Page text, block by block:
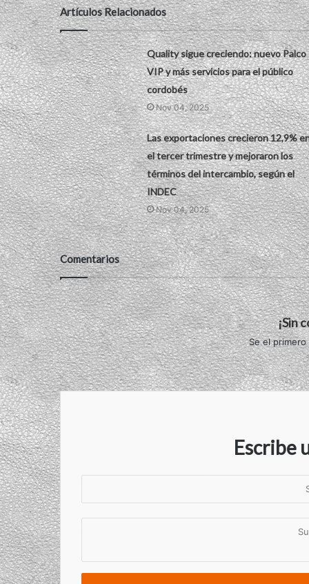
Artículos Relacionados
Quality sigue creciendo: nuevo Palco
VIP y más servicios para el público
cordobés
Nov 04, 2025
Las exportaciones crecieron 12,9%
el tercer trimestre y mejoraron los
términos del intercambio, según el
INDEC
Nov 04, 2025
Comentarios
¡Sin
Se el
Escribe